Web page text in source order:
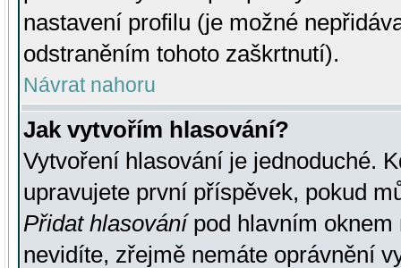
nastavení profilu (je možné
odstraněním tohoto zaškrtnutí).
Návrat nahoru
Jak vytvořím hlasování?
Vytvoření hlasování je jednoduché.
upravujete první příspěvek, pokud
Přidat hlasovánípod hlavním oknem
nevidíte, zřejmě nemáte oprávnění